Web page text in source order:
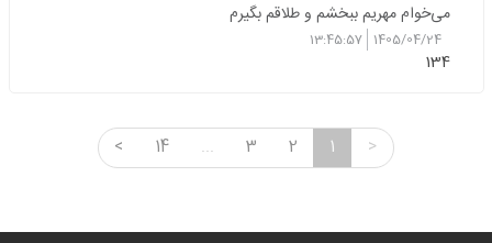
می‌خوام مهریم ببخشم و طلاقم بگیرم
1405/04/24
13:45:57
134
>
1
2
3
...
14
<